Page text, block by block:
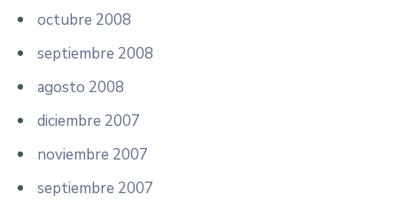
octubre 2008
septiembre 2008
agosto 2008
diciembre 2007
noviembre 2007
septiembre 2007